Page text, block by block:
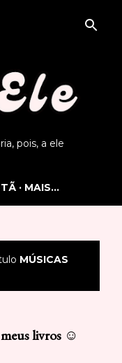
pois, a ele
MAIS…
MÚSICAS
livros ☺